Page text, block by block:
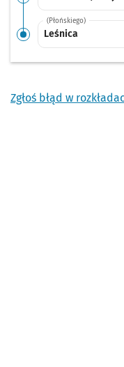
(Płońskiego)
Leśnica
Zgłoś błąd w